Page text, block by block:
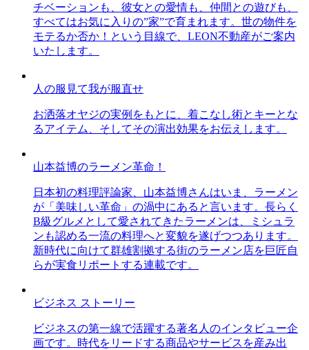
チベーションも、彼女との愛情も、仲間との遊びも、
すべてはお気に入りの”家”で育まれます。世の物件を
モテるか否か！という目線で、LEON不動産がご案内
いたします。
人の服見て我が服直せ
お洒落オヤジの実例をもとに、着こなし術とキーとな
るアイテム、そしてその演出効果をお伝えします。
山本益博のラーメン革命！
日本初の料理評論家、山本益博さんはいま、ラーメン
が「美味しい革命」の渦中にあると言います。長らく
B級グルメとして愛されてきたラーメンは、ミシュラ
ンも認める一流の料理へと変貌を遂げつつあります。
新時代に向けて群雄割拠する街のラーメン店を巨匠自
らが実食リポートする連載です。
ビジネス ストーリー
ビジネスの第一線で活躍する著名人のインタビュー企
画です。時代をリードする商品やサービスを産み出